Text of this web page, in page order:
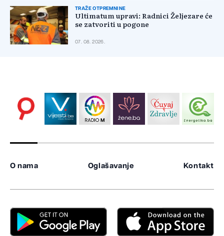
TRAŽE OTPREMNINE
Ultimatum upravi: Radnici Željezare će
se zatvoriti u pogone
07. 08. 2026.
O nama Oglašavanje Kontakt